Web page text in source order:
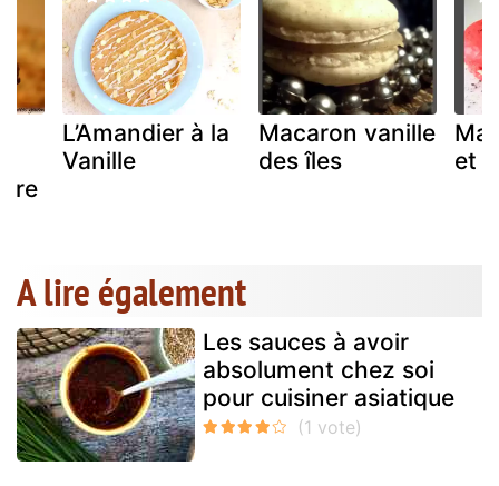
L’Amandier à la
Vanille
Macaron vanille
des îles
et
A lire également
Les sauces à avoir
absolument chez soi
pour cuisiner asiatique